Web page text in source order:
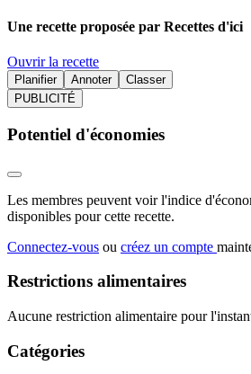
Une recette proposée par Recettes d'ici
Ouvrir la recette
Planifier Annoter
Classer
PUBLICITÉ
Potentiel d'économies
Les membres peuvent voir l'indice
disponibles pour cette recette.
Connectez-vous ou créez un compte
Restrictions alimentaires
Aucune restriction alimentaire pour
Catégories